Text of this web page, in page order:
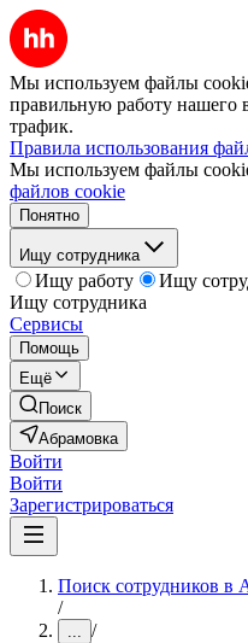
Мы используем файлы
правильную работу нашего
трафик.
Правила использования
Мы используем файлы
файлов cookie
Понятно
Ищу сотрудника
Ищу работу
Ищу
Ищу сотрудника
Сервисы
Помощь
Ещё
Поиск
Абрамовка
Войти
Войти
Зарегистрироваться
Поиск сотрудников в
/
... /